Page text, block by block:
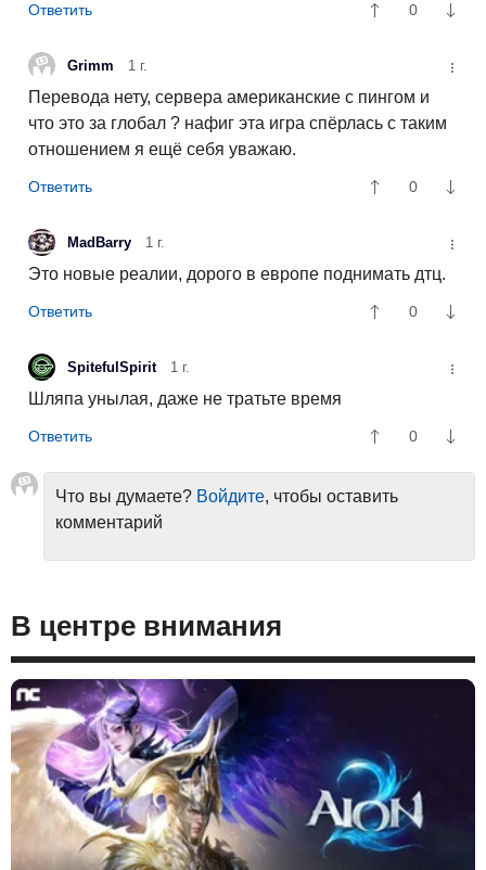
0
Grimm 1 г.
Перевода нету, сервера американские с пингом и
что это за глобал ? нафиг эта игра спёрлась с таким
отношением я ещё себя уважаю.
0
MadBarry 1 г.
Это новые реалии, дорого в европе поднимать дтц.
0
SpitefulSpirit 1 г.
Шляпа унылая, даже не тратьте время
0
Что вы думаете? Войдите, чтобы оставить
комментарий
В центре внимания